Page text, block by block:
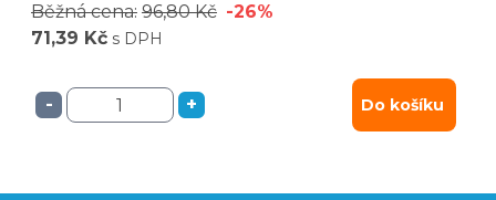
Běžná cena: 96,80 Kč -26%
71,39 Kč s DPH
- + Do košíku